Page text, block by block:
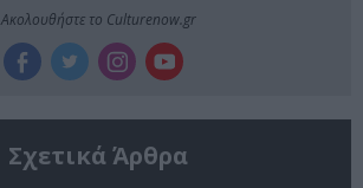
Ακολουθήστε το Culturenow.gr
Σχετικά Άρθρα